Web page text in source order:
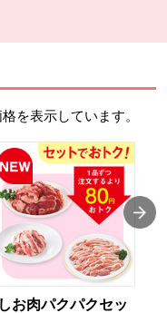
を表示しています。
お肉パクパクセッ